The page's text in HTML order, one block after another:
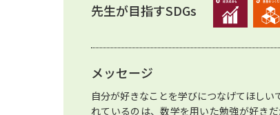
先生が目指すSDGs
メッセージ
自分が好きなことを学びにつなげてほし
れているのは、数学を用いた勉強が好き